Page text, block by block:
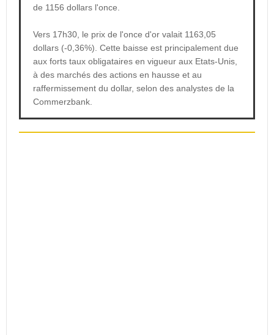
de 1156 dollars l'once.
Vers 17h30, le prix de l'once d'or valait 1163,05
dollars (-0,36%). Cette baisse est principalement due
aux forts taux obligataires en vigueur aux Etats-Unis,
à des marchés des actions en hausse et au
raffermissement du dollar, selon des analystes de la
Commerzbank.